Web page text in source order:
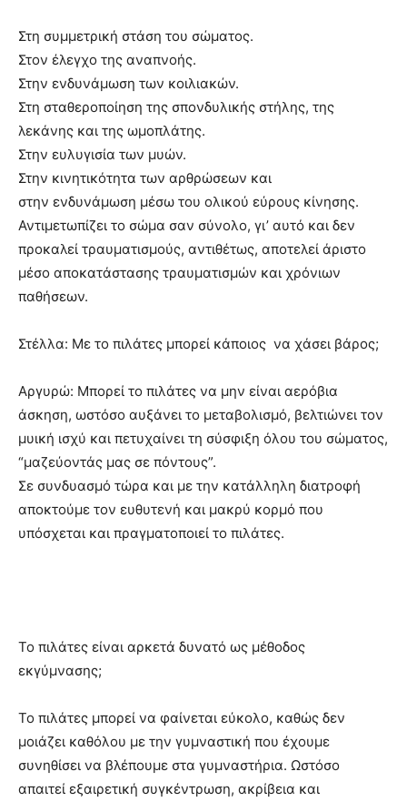
Στη συμμετρική στάση του σώματος.
Στον έλεγχο της αναπνοής.
Στην ενδυνάμωση των κοιλιακών.
Στη σταθεροποίηση της σπονδυλικής στήλης, της
λεκάνης και της ωμοπλάτης.
Στην ευλυγισία των μυών.
Στην κινητικότητα των αρθρώσεων και
στην ενδυνάμωση μέσω του ολικού εύρους κίνησης.
Αντιμετωπίζει το σώμα σαν σύνολο, γι’ αυτό και δεν
προκαλεί τραυματισμούς, αντιθέτως, αποτελεί άριστο
μέσο αποκατάστασης τραυματισμών και χρόνιων
παθήσεων.
Στέλλα: Με το πιλάτες μπορεί κάποιος να χάσει βάρος;
Αργυρώ: Μπορεί το πιλάτες να μην είναι αερόβια
άσκηση, ωστόσο αυξάνει το μεταβολισμό, βελτιώνει τον
μυική ισχύ και πετυχαίνει τη σύσφιξη όλου του σώματος,
“μαζεύοντάς μας σε πόντους”.
Σε συνδυασμό τώρα και με την κατάλληλη διατροφή
αποκτούμε τον ευθυτενή και μακρύ κορμό που
υπόσχεται και πραγματοποιεί το πιλάτες.
Το πιλάτες είναι αρκετά δυνατό ως μέθοδος
εκγύμνασης;
Το πιλάτες μπορεί να φαίνεται εύκολο, καθώς δεν
μοιάζει καθόλου με την γυμναστική που έχουμε
συνηθίσει να βλέπουμε στα γυμναστήρια. Ωστόσο
απαιτεί εξαιρετική συγκέντρωση, ακρίβεια και